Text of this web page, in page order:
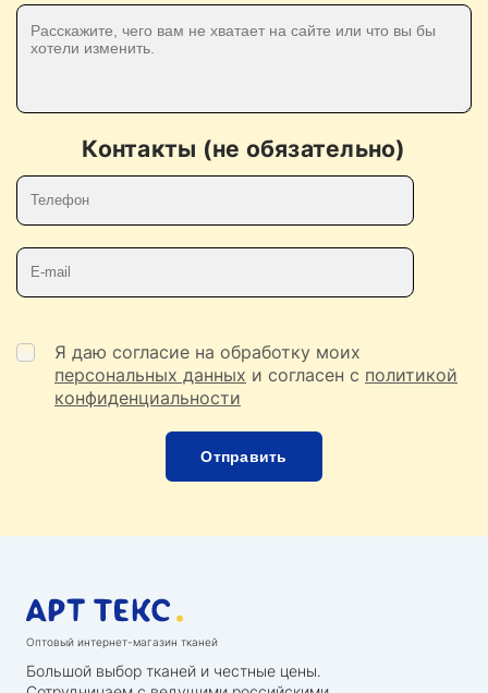
Контакты (не обязательно)
Я даю согласие на обработку моих
персональных данных и согласен с политикой
конфиденциальности
Оптовый интернет-магазин тканей
Большой выбор тканей и честные цены.